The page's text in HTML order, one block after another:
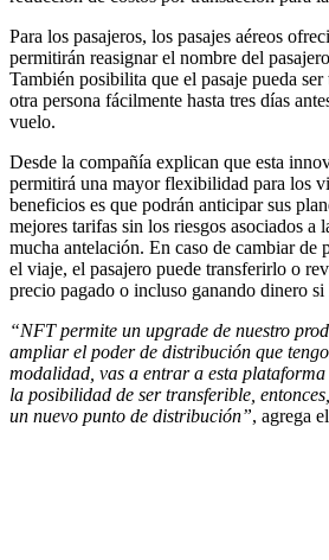
Para los pasajeros, los pasajes aéreos
permitirán reasignar el nombre del
También posibilita que el pasaje pueda
otra persona fácilmente hasta tres días
vuelo.
Desde la compañía explican que esta
permitirá una mayor flexibilidad para los
beneficios es que podrán anticipar sus
mejores tarifas sin los riesgos asociados a
mucha antelación. En caso de cambiar de
el viaje, el pasajero puede transferirlo o
precio pagado o incluso ganando dinero
“NFT permite un upgrade de nuestro
ampliar el poder de distribución que
modalidad, vas a entrar a esta
la posibilidad de ser transferible,
un nuevo punto de distribución”, agrega